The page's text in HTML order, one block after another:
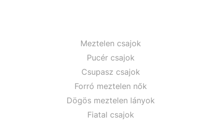
Meztelen csajok
Pucér csajok
Csupasz csajok
Forró meztelen nők
Dögös meztelen lányok
Fiatal csajok